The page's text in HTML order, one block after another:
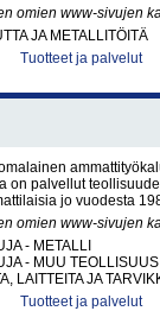
omien www-sivujen
JA METALLITÖITÄ
Tuotteet ja palvelut
on palvellut
jo vuodesta
omien www-sivujen
- METALLI
- MUU TEOLLISUUS
LAITTEITA JA
Tuotteet ja palvelut